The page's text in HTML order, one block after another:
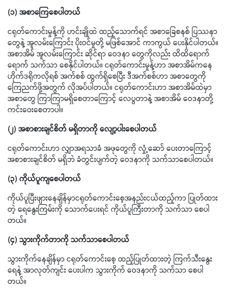
(၁) အစာကြေစေပါတယ်
ငရုတ်ကောင်းမှုန့်ကို ဟင်းချိုထဲ ထည့်သောက်ရင် အစာခြေစနစ် ပြဿနာ
တွေနဲ့ အူလမ်းကြောင်း ပိုးဝင်မှုတို့ မဖြစ်အောင် ကာကွယ် ပေးနိုင်ပါတယ်။
အစာအိမ် အူလမ်းကြောင်း ဆိုင်ရာ ဝေဒနာ တွေကိုလည်း ထိထိရောက်
ရောက် သက်သာ စေနိုင်ပါတယ်။ ငရုတ်ကောင်းမှုန့်ဟာ အစာအိမ်ကနေ
ဟိုက်ဒရိုကလိုရစ် အက်စစ် ထွက်ရှိစေပြီး ဒီအက်စစ်ဟာ အစာတွေကို
ကြေညက်ဖို့အတွက် လိုအပ်ပါတယ်။ ငရုတ်ကောင်းဟာ အစာအိမ်ထဲမှာ
အစာတွေ ကြာကြာမရှိစေတာကြောင့် လေပွတာနဲ့ အစာအိမ် ဝေဒနာတို့
ကင်းဝေးစေတာပါ။
(၂) အစာစားချင်စိတ် မရှိတာကို လျော့ပါးစေပါတယ်
ငရုတ်ကောင်းဟာ လျှာအရသာခံ အဖုတွေကို လှုံ့ဆော် ပေးတာကြောင့်
အစာစားချင်စိတ် မရှိဘဲ ခံတွင်းပျက်တဲ့ ဝေဒနာကို သက်သာစေပါတယ်။
(၃) ကိုယ်ပူကျစေပါတယ်
ကိုယ်ပူပြီးဖျားနေချိန်မှာငရုတ်ကောင်းစေ့အနည်းငယ်ထည့်ကာ ပြုတ်ထား
တဲ့ ရေနွေးကြမ်းကို သောက်ပေးရင် ကိုယ်ပူကြီးတာကို သက်သာ စေပါ
တယ်။
(၄) သွားကိုက်တာကို သက်သာစေပါတယ်
သွားကိုက်နေချိန်မှာ ငရုတ်ကောင်းစေ့ ထည့်ပြုတ်ထားတဲ့ ကြက်သီးနွေး
ရေနဲ့ အာလုတ်ကျင်း ပေးပါက သွားကိုက် ဝေဒနာကို သက်သာ စေပါ
တယ်။